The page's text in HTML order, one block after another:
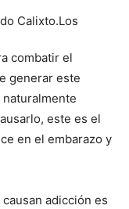
Calixto.Los
combatir el
generar este
este es el
en el embarazo y
adicción es